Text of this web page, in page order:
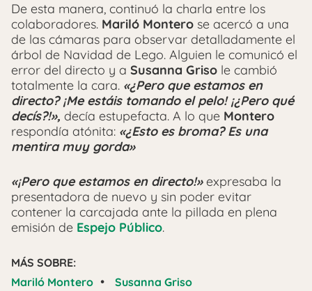
De esta manera, continuó la charla entre los
colaboradores. Mariló Montero se acercó a una
de las cámaras para observar detalladamente el
árbol de Navidad de Lego. Alguien le comunicó el
error del directo y a Susanna Griso le cambió
totalmente la cara. «¿Pero que estamos en
directo? ¡Me estáis tomando el pelo! ¡¿Pero qué
decís?!», decía estupefacta. A lo que Montero
respondía atónita: «¿Esto es broma? Es una
mentira muy gorda»
«¡Pero que estamos en directo!»expresaba la
presentadora de nuevo y sin poder evitar
contener la carcajada ante la pillada en plena
emisión de Espejo Público.
MÁS SOBRE:
Mariló Montero • Susanna Griso